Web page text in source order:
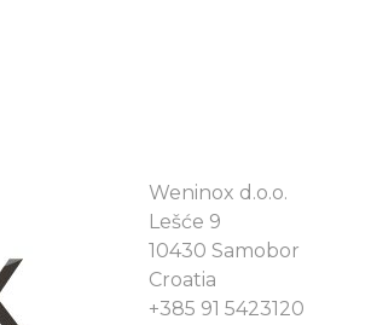
Weninox d.o.o.
Lešće 9
10430 Samobor
Croatia
+385 91 5423120